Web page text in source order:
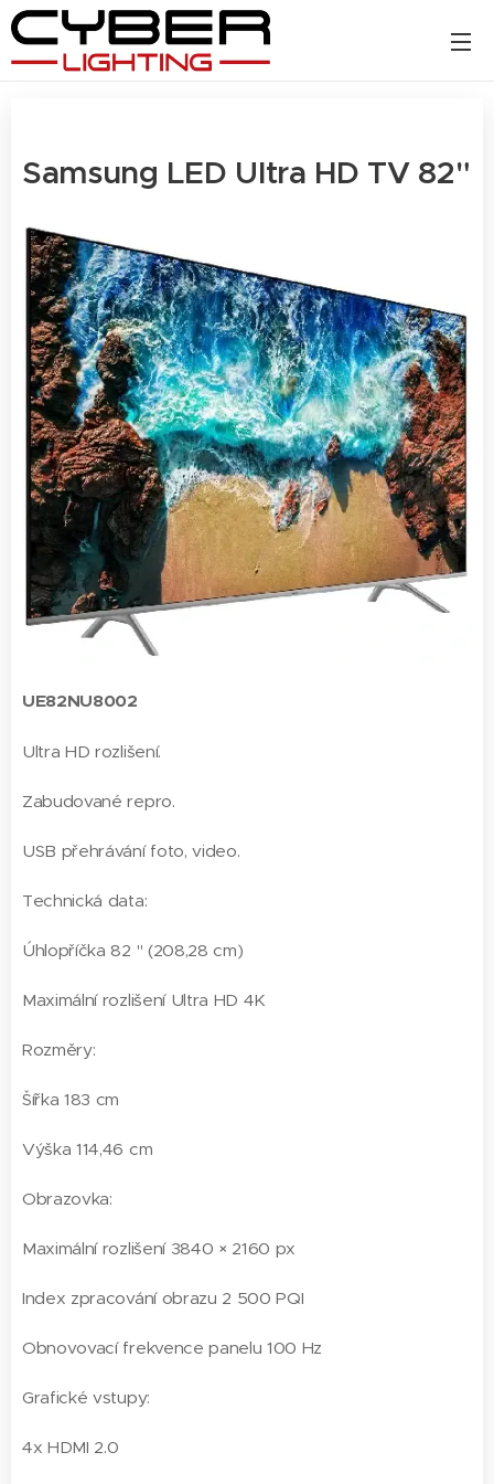
Samsung LED Ultra HD TV 82"
UE82NU8002
Ultra HD rozlišení.
Zabudované repro.
USB přehrávání foto, video.
Technická data:
Úhlopříčka 82 " (208,28 cm)
Maximální rozlišení Ultra HD 4K
Rozměry:
Šířka 183 cm
Výška 114,46 cm
Obrazovka:
Maximální rozlišení 3840 × 2160 px
Index zpracování obrazu 2 500 PQI
Obnovovací frekvence panelu 100 Hz
Grafické vstupy:
4x HDMI 2.0